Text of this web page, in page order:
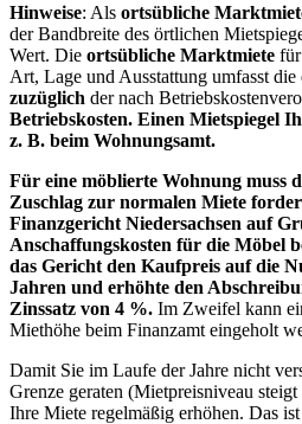
Hinweise: Als ortsübliche
der Bandbreite des örtlichen
Wert. Die ortsübliche Marktmiete
Art, Lage und Ausstattung umfasst die
zuzüglich der nach
Betriebskosten. Einen Mietspiegel
z. B. beim Wohnungsamt.
Für eine möblierte Wohnung muss
Zuschlag zur normalen Miete
Finanzgericht Niedersachsen auf
Anschaffungskosten für die Möbel
das Gericht den Kaufpreis auf die
Jahren und erhöhte den
Zinssatz von 4 %. Im Zweifel kann
Miethöhe beim Finanzamt eingeholt
Damit Sie im Laufe der Jahre nicht
Grenze geraten (Mietpreisniveau
Ihre Miete regelmäßig erhöhen. Das